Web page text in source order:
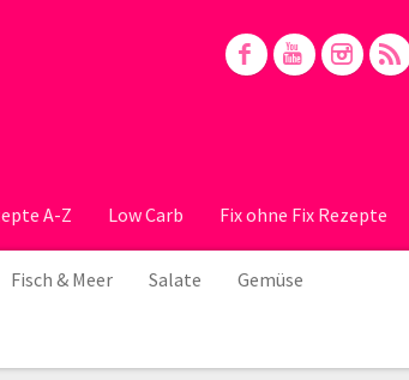
A-Z Low Carb Fix ohne Fix Rezepte
Fisch & Meer Salate Gemüse